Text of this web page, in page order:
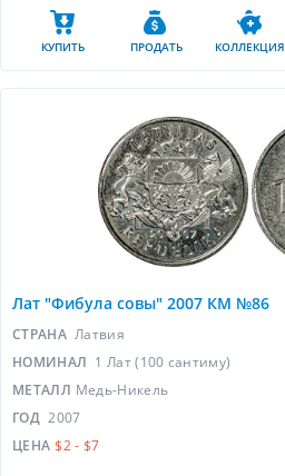
КУПИТЬ ПРОДАТЬ КОЛЛЕКЦИЯ
Лат "Фибула совы" 2007 КМ №86
СТРАНА Латвия
НОМИНАЛ 1 Лат (100 сантиму)
МЕТАЛЛ Медь-Никель
ГОД 2007
ЦЕНА $2 - $7